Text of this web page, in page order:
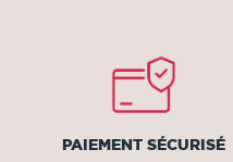
PAIEMENT SÉCURISÉ